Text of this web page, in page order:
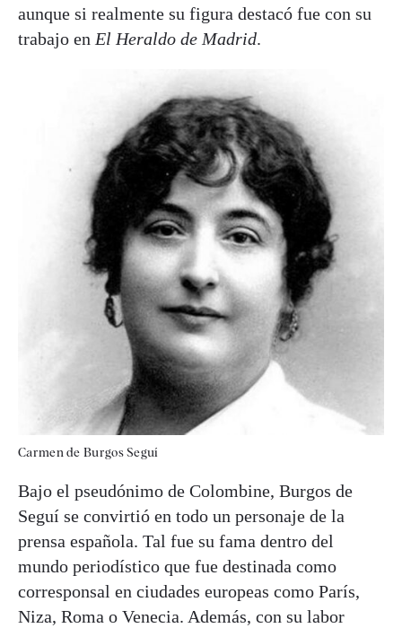
aunque si realmente su figura destacó fue con su
trabajo en El Heraldo de Madrid.
Carmen de Burgos Seguí
Bajo el pseudónimo de Colombine, Burgos de
Seguí se convirtió en todo un personaje de la
prensa española. Tal fue su fama dentro del
mundo periodístico que fue destinada como
corresponsal en ciudades europeas como París,
Niza, Roma o Venecia. Además, con su labor